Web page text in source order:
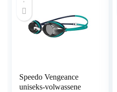
Speedo Vengeance
uniseks-volwassene